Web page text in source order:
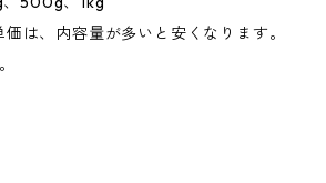
は、内容量が多いと安くなります。